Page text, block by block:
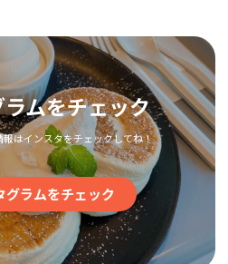
ムをチェック
はインスタをチェックしてね！
グラムをチェック